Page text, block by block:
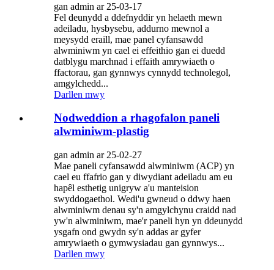
gan admin ar 25-03-17
Fel deunydd a ddefnyddir yn helaeth mewn
adeiladu, hysbysebu, addurno mewnol a
meysydd eraill, mae panel cyfansawdd
alwminiwm yn cael ei effeithio gan ei duedd
datblygu marchnad i effaith amrywiaeth o
ffactorau, gan gynnwys cynnydd technolegol,
amgylchedd...
Darllen mwy
Nodweddion a rhagofalon paneli
alwminiwm-plastig
gan admin ar 25-02-27
Mae paneli cyfansawdd alwminiwm (ACP) yn
cael eu ffafrio gan y diwydiant adeiladu am eu
hapêl esthetig unigryw a'u manteision
swyddogaethol. Wedi'u gwneud o ddwy haen
alwminiwm denau sy'n amgylchynu craidd nad
yw'n alwminiwm, mae'r paneli hyn yn ddeunydd
ysgafn ond gwydn sy'n addas ar gyfer
amrywiaeth o gymwysiadau gan gynnwys...
Darllen mwy